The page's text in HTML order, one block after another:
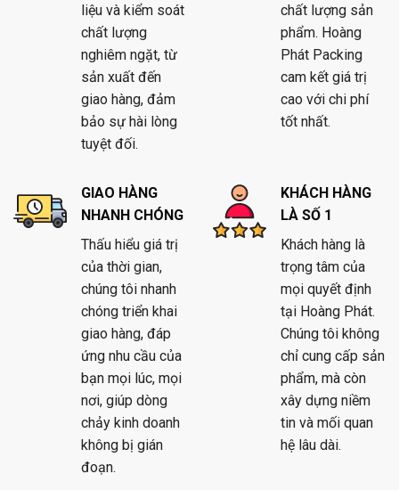
liệu và kiểm soát
chất lượng
nghiêm ngặt, từ
sản xuất đến
giao hàng, đảm
bảo sự hài lòng
tuyệt đối.
chất lượng sản
phẩm. Hoàng
Phát Packing
cam kết giá trị
cao với chi phí
tốt nhất.
GIAO HÀNG
NHANH CHÓNG
Thấu hiểu giá trị
của thời gian,
chúng tôi nhanh
chóng triển khai
giao hàng, đáp
ứng nhu cầu của
bạn mọi lúc, mọi
nơi, giúp dòng
chảy kinh doanh
không bị gián
đoạn.
KHÁCH HÀNG
LÀ SỐ 1
Khách hàng là
trọng tâm của
mọi quyết định
tại Hoàng Phát.
Chúng tôi không
chỉ cung cấp sản
phẩm, mà còn
xây dựng niềm
tin và mối quan
hệ lâu dài.